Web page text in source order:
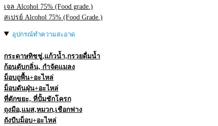
เจล Alcohol 75% (Food grade.)
สเปรย์ Alcohol 75% (Food Grade.)
อุปกรณ์ทำความสะอาด
กระดาษทิชชู่,แก้วน้ำ,กรวยดื่มน้ำ
ก้อนดับกลิ่น, กำจัดแมลง
ม็อบถูพื้น+อะไหล่
ม็อบดันฝุ่น+อะไหล่
ที่ตักขยะ, ที่ปั้มชักโครก
ถุงมือ,แมส,หมวก,เชือกฟาง
ถังบีบม็อบ+อะไหล่